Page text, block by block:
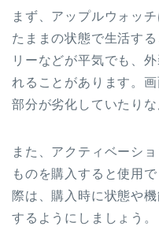
まず、アップルウォッ
たままの状態で生活す
リーなどが平気でも、
れることがあります。
部分が劣化していたり
また、アクティベーシ
ものを購入すると使用
際は、購入時に状態や
するようにしましょう。